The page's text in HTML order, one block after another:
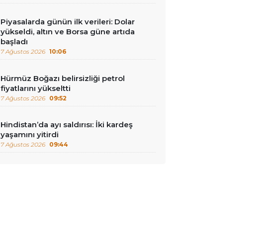
Piyasalarda günün ilk verileri: Dolar
yükseldi, altın ve Borsa güne artıda
başladı
7 Ağustos 2026 10:06
Hürmüz Boğazı belirsizliği petrol
fiyatlarını yükseltti
7 Ağustos 2026 09:52
Hindistan’da ayı saldırısı: İki kardeş
yaşamını yitirdi
7 Ağustos 2026 09:44